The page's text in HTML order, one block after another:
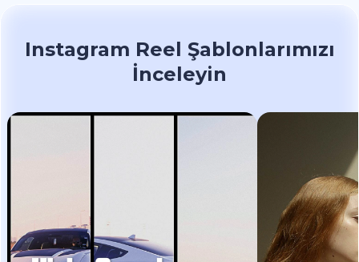
Instagram Reel Şablonlarımızı
İnceleyin